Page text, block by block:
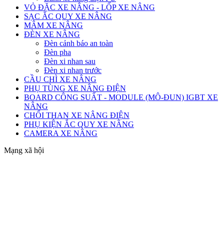
VỎ ĐẶC XE NÂNG - LỐP XE NÂNG
SẠC ẮC QUY XE NÂNG
MÂM XE NÂNG
ĐÈN XE NÂNG
Đèn cảnh báo an toàn
Đèn pha
Đèn xi nhan sau
Đèn xi nhan trước
CẦU CHÌ XE NÂNG
PHỤ TÙNG XE NÂNG ĐIỆN
BOARD CÔNG SUẤT - MODULE (MÔ-ĐUN) IGBT XE
NÂNG
CHỔI THAN XE NÂNG ĐIỆN
PHỤ KIỆN ẮC QUY XE NÂNG
CAMERA XE NÂNG
Mạng xã hội